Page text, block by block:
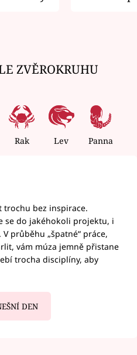
ZVĚROKRUHU
Rak Lev Panna
trochu bez inspirace.
se do jakéhokoli projektu, i
průběhu „špatné“ práce,
vám múza jemně přistane
trocha disciplíny, aby
DEN